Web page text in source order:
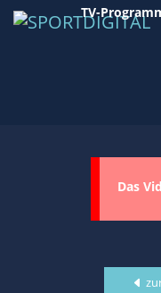
TV-
Das